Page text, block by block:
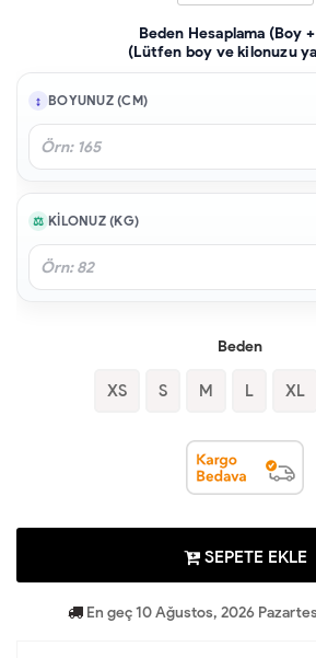
Beden Hesaplama (Boy
(Lütfen boy ve kilonuzu
BOYUNUZ (CM)
KILONUZ (KG)
Beden
XS S M L XL
SEPETE EKLE
En geç 10 Ağustos, 2026